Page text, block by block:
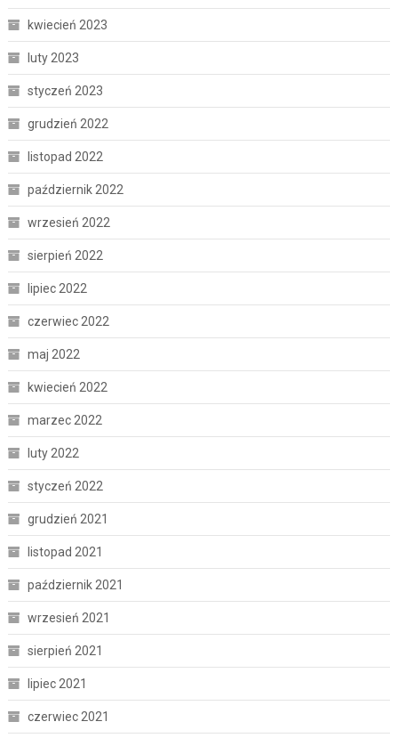
kwiecień 2023
luty 2023
styczeń 2023
grudzień 2022
listopad 2022
październik 2022
wrzesień 2022
sierpień 2022
lipiec 2022
czerwiec 2022
maj 2022
kwiecień 2022
marzec 2022
luty 2022
styczeń 2022
grudzień 2021
listopad 2021
październik 2021
wrzesień 2021
sierpień 2021
lipiec 2021
czerwiec 2021